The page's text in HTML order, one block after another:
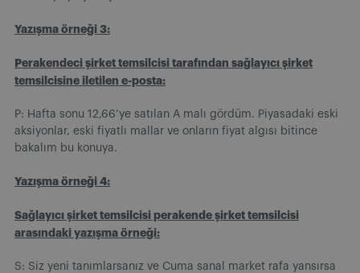
Yazışma örneği 3:
Perakendeci şirket temsilcisi tarafından sağlayıcı şirket
temsilcisine iletilen e-posta:
P: Hafta sonu 12,66’ye satılan A malı gördüm. Piyasadaki eski
aksiyonlar, eski fiyatlı mallar ve onların fiyat algısı bitince
bakalım bu konuya.
Yazışma örneği 4:
Sağlayıcı şirket temsilcisi perakende şirket temsilcisi
arasındaki yazışma örneği:
S: Siz yeni tanımlarsanız ve Cuma sanal market rafa yansırsa